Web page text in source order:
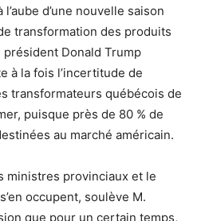
d’une nouvelle saison
transformation des produits
Donald Trump
à la fois l’incertitude de
transformateurs québécois de
puisque près de 80 % de
au marché américain.
ministres provinciaux et le
occupent, soulève M.
que pour un certain temps,